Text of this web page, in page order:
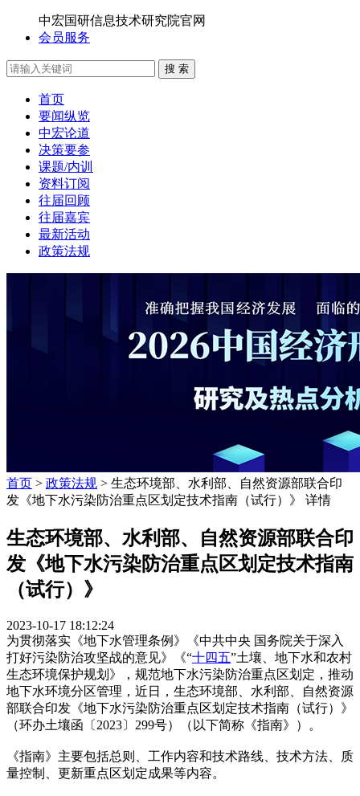
中宏国研信息技术研究院官网
会员服务
搜 索
首页
要闻纵览
中宏论道
决策要参
课题/内训
资料订阅
往届回顾
往届嘉宾
最新活动
政策法规
首页 > 政策法规 > 生态环境部、水利部、自然资源部联合印
发《地下水污染防治重点区划定技术指南（试行）》 详情
生态环境部、水利部、自然资源部联合印
发《地下水污染防治重点区划定技术指南
（试行）》
2023-10-17 18:12:24
为贯彻落实《地下水管理条例》《中共中央 国务院关于深入
打好污染防治攻坚战的意见》《“十四五”土壤、地下水和农村
生态环境保护规划》，规范地下水污染防治重点区划定，推动
地下水环境分区管理，近日，生态环境部、水利部、自然资源
部联合印发《地下水污染防治重点区划定技术指南（试行）》
（环办土壤函〔2023〕299号）（以下简称《指南》）。
《指南》主要包括总则、工作内容和技术路线、技术方法、质
量控制、更新重点区划定成果等内容。